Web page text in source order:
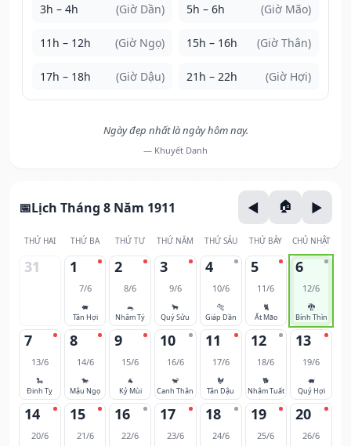
3h – 4h (Giờ Dần) 5h – 6h (Giờ Mão)
11h – 12h (Giờ Ngọ) 15h – 16h (Giờ Thân)
17h – 18h (Giờ Dậu) 21h – 22h (Giờ Hợi)
Ngày đẹp nhất là ngày hôm nay.
— Khuyết Danh
Lịch Tháng 8 Năm 1911
THỨ HAI THỨ BA THỨ TƯ THỨ NĂM THỨ SÁU THỨ BẢY CHỦ NHẬT
31 1
7/6
🐖
Tân Hợi
2
8/6
🐀
Nhâm Tý
3
9/6
🐂
Quý Sửu
4
10/6
🐅
Giáp Dần
5
11/6
🐈
Ất Mão
6
12/6
🐉
Bính Thìn
7
13/6
🐍
Đinh Tỵ
8
14/6
🐎
Mậu Ngọ
9
15/6
🐐
Kỷ Mùi
10
16/6
🐒
Canh Thân
11
17/6
🐓
Tân Dậu
12
18/6
🐕
Nhâm Tuất
13
19/6
🐖
Quý Hợi
14
20/6
15
21/6
16
22/6
17
23/6
18
24/6
19
25/6
20
26/6